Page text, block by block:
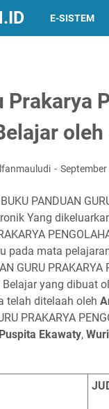
E-SISTEM
Prakarya
PANDUAN
Yang
pada mata
GURU
yang dibuat
telah ditelaah oleh
PRAKARYA
Ekawaty,